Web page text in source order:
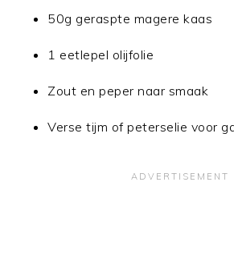
50g geraspte magere kaas
1 eetlepel olijfolie
Zout en peper naar smaak
Verse tijm of peterselie voor